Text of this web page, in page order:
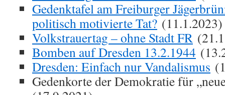
Gedenktafel am Freiburger
politisch motivierte Tat? (11.1.2023)
Volkstrauertag – ohne Stadt FR
Bomben auf Dresden 13.2.1944
Dresden: Einfach nur Vandalismus
Gedenkorte der Demokratie für